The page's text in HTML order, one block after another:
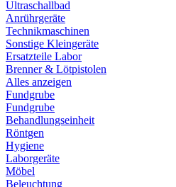
Ultraschallbad
Anrührgeräte
Technikmaschinen
Sonstige Kleingeräte
Ersatzteile Labor
Brenner & Lötpistolen
Alles anzeigen
Fundgrube
Fundgrube
Behandlungseinheit
Röntgen
Hygiene
Laborgeräte
Möbel
Beleuchtung